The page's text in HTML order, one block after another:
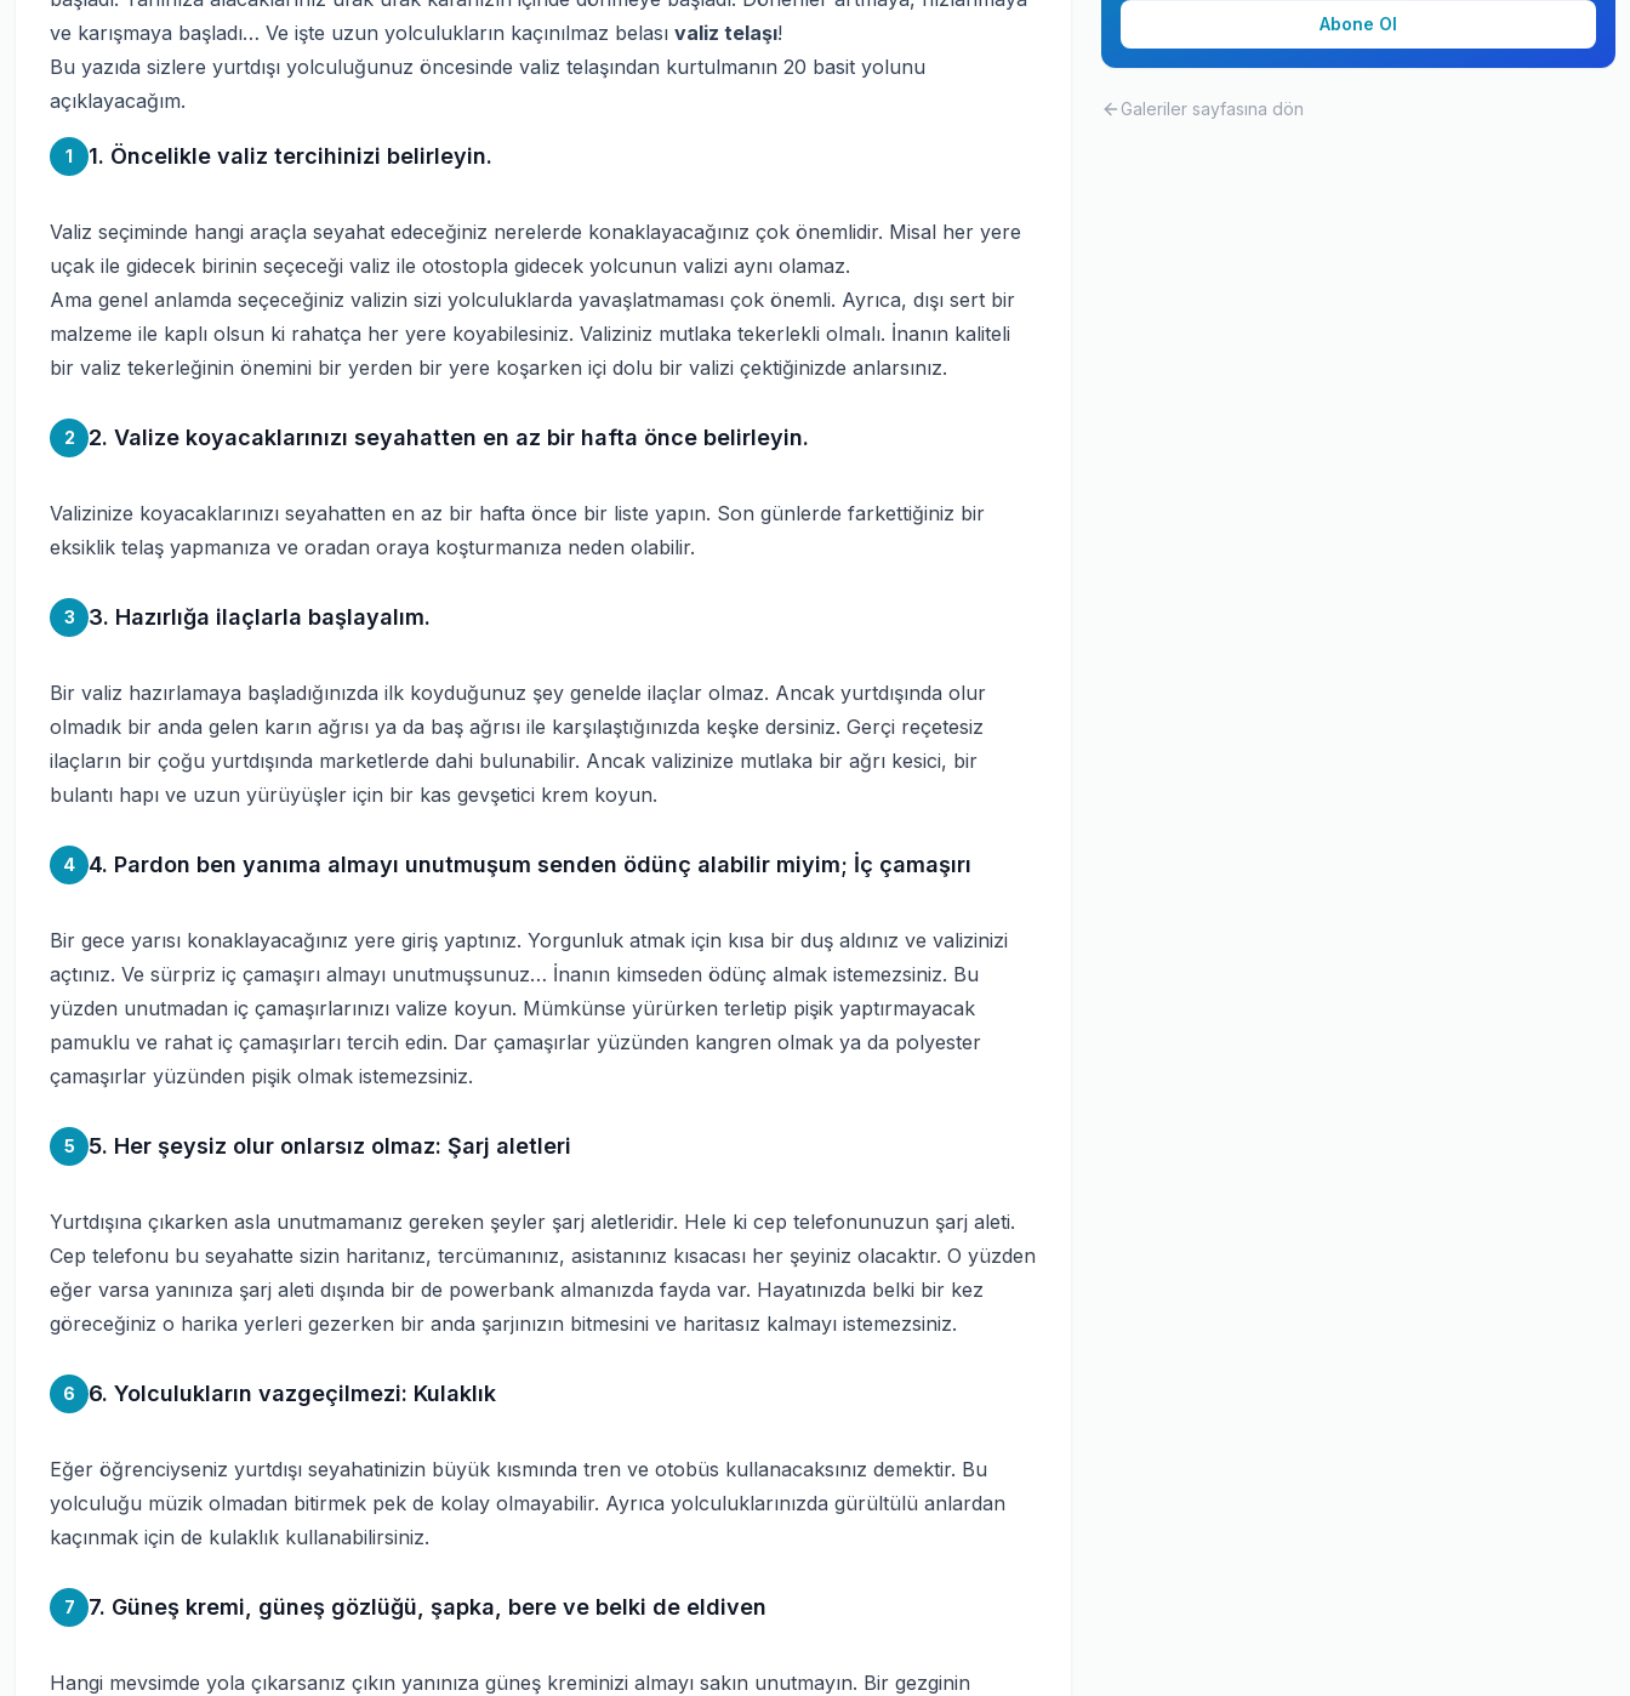
ve karışmaya başladı… Ve işte uzun yolculukların kaçınılmaz belası valiz telaşı!
Bu yazıda sizlere yurtdışı yolculuğunuz öncesinde valiz telaşından kurtulmanın 20 basit yolunu
açıklayacağım.
1 1. Öncelikle valiz tercihinizi belirleyin.
Valiz seçiminde hangi araçla seyahat edeceğiniz nerelerde konaklayacağınız çok önemlidir. Misal her yere
uçak ile gidecek birinin seçeceği valiz ile otostopla gidecek yolcunun valizi aynı olamaz.
Ama genel anlamda seçeceğiniz valizin sizi yolculuklarda yavaşlatmaması çok önemli. Ayrıca, dışı sert bir
malzeme ile kaplı olsun ki rahatça her yere koyabilesiniz. Valiziniz mutlaka tekerlekli olmalı. İnanın kaliteli
bir valiz tekerleğinin önemini bir yerden bir yere koşarken içi dolu bir valizi çektiğinizde anlarsınız.
2 2. Valize koyacaklarınızı seyahatten en az bir hafta önce belirleyin.
Valizinize koyacaklarınızı seyahatten en az bir hafta önce bir liste yapın. Son günlerde farkettiğiniz bir
eksiklik telaş yapmanıza ve oradan oraya koşturmanıza neden olabilir.
3 3. Hazırlığa ilaçlarla başlayalım.
Bir valiz hazırlamaya başladığınızda ilk koyduğunuz şey genelde ilaçlar olmaz. Ancak yurtdışında olur
olmadık bir anda gelen karın ağrısı ya da baş ağrısı ile karşılaştığınızda keşke dersiniz. Gerçi reçetesiz
ilaçların bir çoğu yurtdışında marketlerde dahi bulunabilir. Ancak valizinize mutlaka bir ağrı kesici, bir
bulantı hapı ve uzun yürüyüşler için bir kas gevşetici krem koyun.
4 4. Pardon ben yanıma almayı unutmuşum senden ödünç alabilir miyim; İç çamaşırı
Bir gece yarısı konaklayacağınız yere giriş yaptınız. Yorgunluk atmak için kısa bir duş aldınız ve valizinizi
açtınız. Ve sürpriz iç çamaşırı almayı unutmuşsunuz… İnanın kimseden ödünç almak istemezsiniz. Bu
yüzden unutmadan iç çamaşırlarınızı valize koyun. Mümkünse yürürken terletip pişik yaptırmayacak
pamuklu ve rahat iç çamaşırları tercih edin. Dar çamaşırlar yüzünden kangren olmak ya da polyester
çamaşırlar yüzünden pişik olmak istemezsiniz.
5 5. Her şeysiz olur onlarsız olmaz: Şarj aletleri
Yurtdışına çıkarken asla unutmamanız gereken şeyler şarj aletleridir. Hele ki cep telefonunuzun şarj aleti.
Cep telefonu bu seyahatte sizin haritanız, tercümanınız, asistanınız kısacası her şeyiniz olacaktır. O yüzden
eğer varsa yanınıza şarj aleti dışında bir de powerbank almanızda fayda var. Hayatınızda belki bir kez
göreceğiniz o harika yerleri gezerken bir anda şarjınızın bitmesini ve haritasız kalmayı istemezsiniz.
6 6. Yolculukların vazgeçilmezi: Kulaklık
Eğer öğrenciyseniz yurtdışı seyahatinizin büyük kısmında tren ve otobüs kullanacaksınız demektir. Bu
yolculuğu müzik olmadan bitirmek pek de kolay olmayabilir. Ayrıca yolculuklarınızda gürültülü anlardan
kaçınmak için de kulaklık kullanabilirsiniz.
7 7. Güneş kremi, güneş gözlüğü, şapka, bere ve belki de eldiven
Hangi mevsimde yola çıkarsanız çıkın yanınıza güneş kreminizi almayı sakın unutmayın. Bir gezginin
Abone Ol
Galeriler sayfasına dön